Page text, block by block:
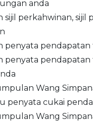
anda
sijil perkahwinan, sijil
penyata pendapatan
penyata pendapatan
Wang
penyata cukai
Wang